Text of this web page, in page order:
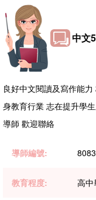
中文
良好中文閱讀及寫作能
身教育行業 志在提升學
導師 歡迎聯絡
導師編號:
教育程度: 高中